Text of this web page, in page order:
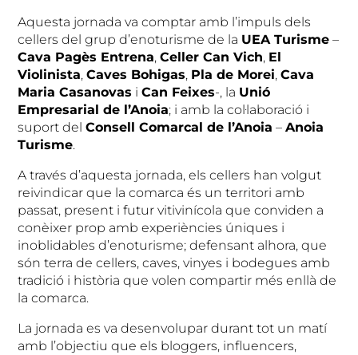
Aquesta jornada va comptar amb l’impuls dels
cellers del grup d’enoturisme de la UEA Turisme –
Cava Pagès Entrena,Celler Can Vich, El
Violinista,Caves Bohigas, Pla de Morei,Cava
Maria Casanovas iCan Feixes-, la Unió
Empresarial de l’Anoia; i amb la col·laboració i
suport delConsell Comarcal de l’Anoia –Anoia
Turisme.
A través d’aquesta jornada, els cellers han volgut
reivindicar que la comarca és un territori amb
passat, present i futur vitivinícola que conviden a
conèixer prop amb experiències úniques i
inoblidables d’enoturisme; defensant alhora, que
són terra de cellers, caves, vinyes i bodegues amb
tradició i història que volen compartir més enllà de
la comarca.
La jornada es va desenvolupar durant tot un matí
amb l’objectiu que els bloggers, influencers,